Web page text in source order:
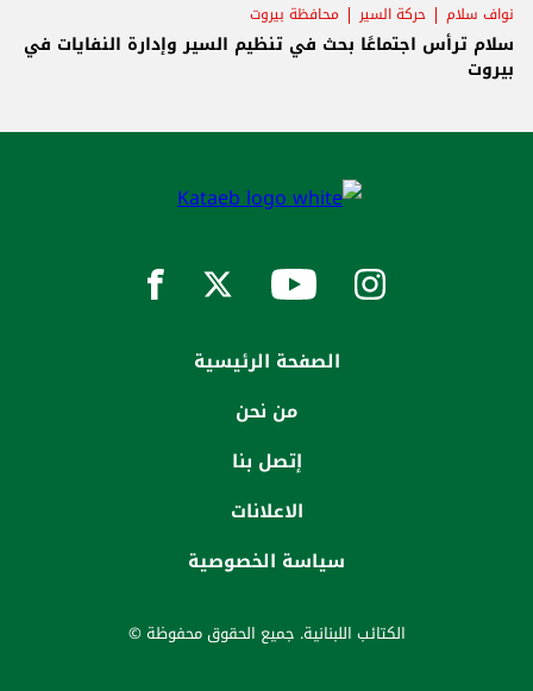
نواف سلام حركة السير محافظة بيروت
سلام ترأس اجتماعًا بحث في تنظيم السير وإدارة النفايات في
بيروت
الصفحة الرئيسية
من نحن
إتصل بنا
الاعلانات
سياسة الخصوصية
الكتائب اللبنانية. جميع الحقوق محفوظة ©